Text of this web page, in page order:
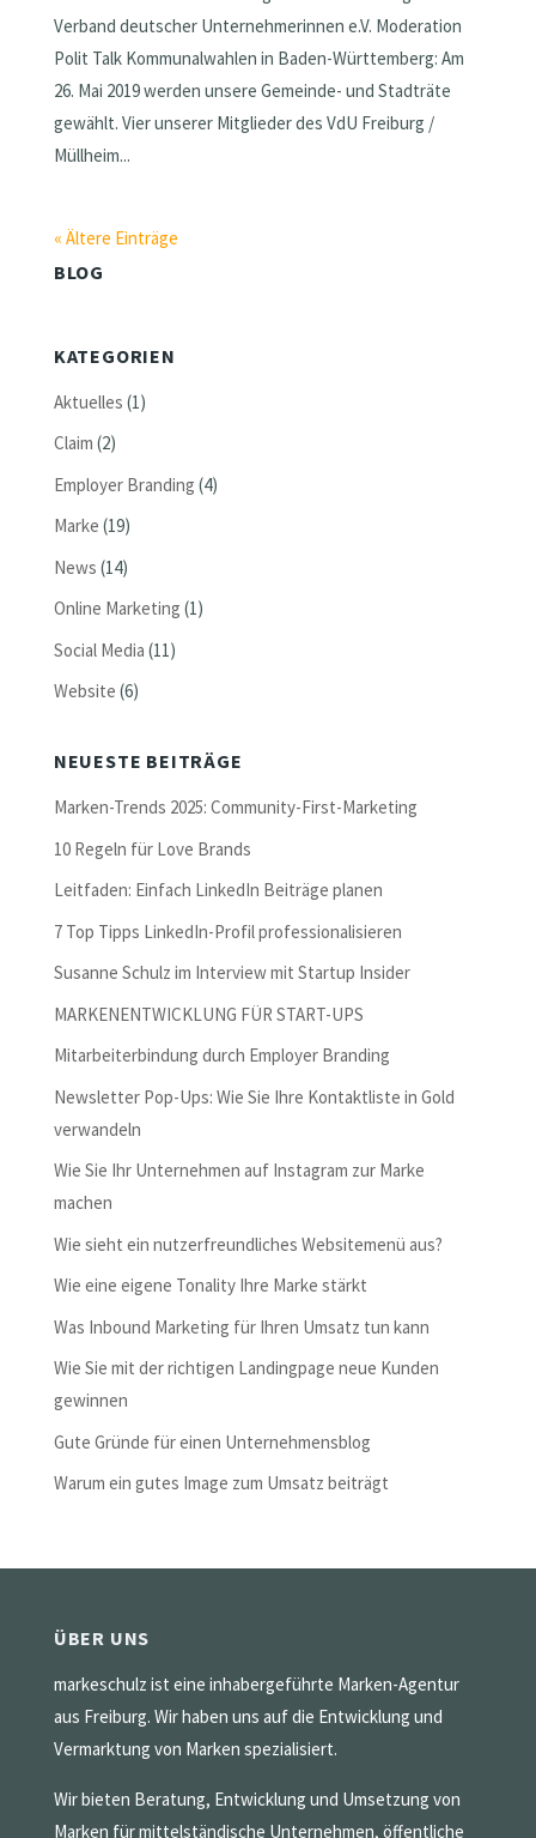
Verband deutscher Unternehmerinnen e.V. Moderation
Polit Talk Kommunalwahlen in Baden-Württemberg: Am
26. Mai 2019 werden unsere Gemeinde- und Stadträte
gewählt. Vier unserer Mitglieder des VdU Freiburg /
Müllheim...
« Ältere Einträge
BLOG
KATEGORIEN
Aktuelles (1)
Claim (2)
Employer Branding (4)
Marke (19)
News (14)
Online Marketing (1)
Social Media (11)
Website (6)
NEUESTE BEITRÄGE
Marken-Trends 2025: Community-First-Marketing
10 Regeln für Love Brands
Leitfaden: Einfach LinkedIn Beiträge planen
7 Top Tipps LinkedIn-Profil professionalisieren
Susanne Schulz im Interview mit Startup Insider
MARKENENTWICKLUNG FÜR START-UPS
Mitarbeiterbindung durch Employer Branding
Newsletter Pop-Ups: Wie Sie Ihre Kontaktliste in Gold
verwandeln
Wie Sie Ihr Unternehmen auf Instagram zur Marke
machen
Wie sieht ein nutzerfreundliches Websitemenü aus?
Wie eine eigene Tonality Ihre Marke stärkt
Was Inbound Marketing für Ihren Umsatz tun kann
Wie Sie mit der richtigen Landingpage neue Kunden
gewinnen
Gute Gründe für einen Unternehmensblog
Warum ein gutes Image zum Umsatz beiträgt
ÜBER UNS
markeschulz ist eine inhabergeführte Marken-Agentur
aus Freiburg. Wir haben uns auf die Entwicklung und
Vermarktung von Marken spezialisiert.
Wir bieten Beratung, Entwicklung und Umsetzung von
Marken für mittelständische Unternehmen, öffentliche